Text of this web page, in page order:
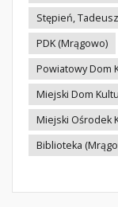
Stępień,
PDK (Mrągowo)
Powiatowy Dom
Miejski Dom
Miejski Ośrodek
Biblioteka